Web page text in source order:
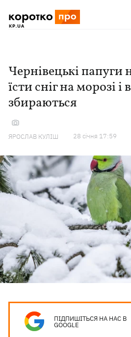
Чернівецькі папуги
їсти сніг на морозі і
збираються
ЯРОСЛАВ КУЛІШ 28 сiчня 17:59
ПІДПИШІТЬСЯ НА НАС В
GOOGLE